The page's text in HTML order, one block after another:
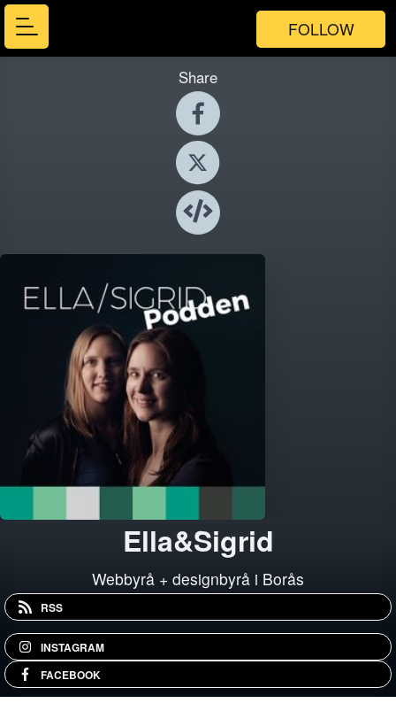
FOLLOW
Share
Ella&Sigrid
Webbyrå + designbyrå i Borås
RSS
INSTAGRAM
FACEBOOK